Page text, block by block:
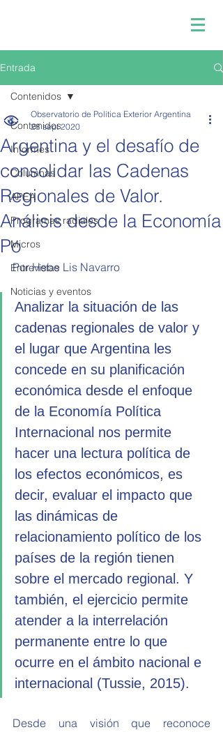
Entrada
Contenidos
Informes
Columnas
APEA
Programas radiales
Micros
Entrevistas
Noticias y eventos
Contenidos
Argentina y el desafío de
consolidar las Cadenas
Regionales de Valor.
Análisis desde la Economía
Po
Observatorio de Política Exterior Argentina
28 sept 2020
Por Hebe Lis Navarro
Analizar la situación de las
cadenas regionales de valor y
el lugar que Argentina les
concede en su planificación
económica desde el enfoque
de la Economía Política
Internacional nos permite
hacer una lectura política de
los efectos económicos, es
decir, evaluar el impacto que
las dinámicas de
relacionamiento político de los
países de la región tienen
sobre el mercado regional. Y
también, el ejercicio permite
atender a la interrelación
permanente entre lo que
ocurre en el ámbito nacional e
internacional (Tussie, 2015).
Desde una visión que reconoce